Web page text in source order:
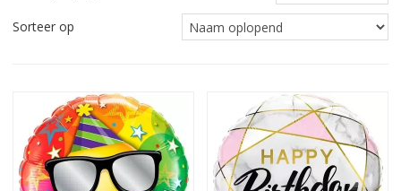
Sorteer op